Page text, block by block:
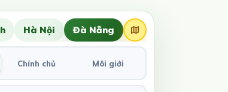
Hà Nội Đà Nẵng
Chính chủ Môi giới